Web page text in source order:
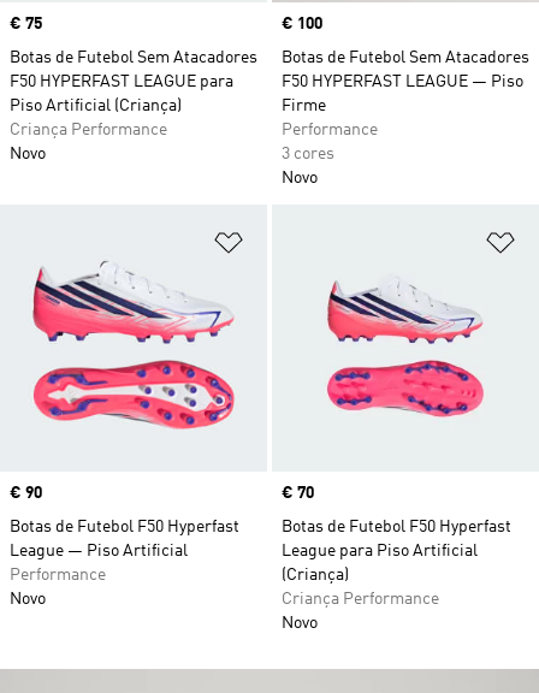
Price
€ 75
Botas de Futebol Sem Atacadores
F50 HYPERFAST LEAGUE para
Piso Artificial (Criança)
Criança Performance
Novo
Price
€ 100
Botas de Futebol Sem Atacadores
F50 HYPERFAST LEAGUE — Piso
Firme
Performance
3 cores
Novo
Price
€ 90
Botas de Futebol F50 Hyperfast
League — Piso Artificial
Performance
Novo
Price
€ 70
Botas de Futebol F50 Hyperfast
League para Piso Artificial
(Criança)
Criança Performance
Novo